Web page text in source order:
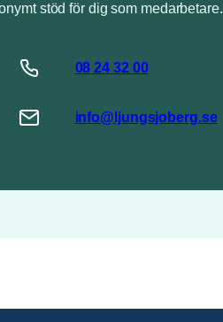
stöd för dig som medarbetare.
08 24 32 00
info@ ljungsjoberg.se